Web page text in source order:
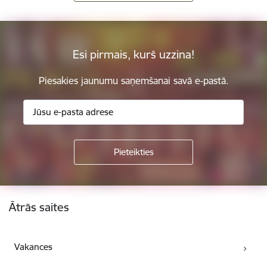
Esi pirmais, kurš uzzina!
Piesakies jaunumu saņemšanai savā e-pastā.
Kājene
Ātrās saites
Vakances